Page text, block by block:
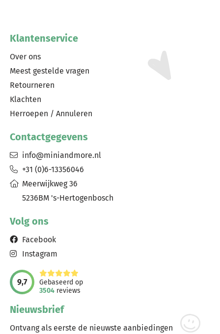
Klantenservice
Over ons
Meest gestelde vragen
Retourneren
Klachten
Herroepen / Annuleren
Contactgegevens
info@miniandmore.nl
+31 (0)6-13356046
Meerwijkweg 36
5236BM 's-Hertogenbosch
Volg ons
Facebook
Instagram
9,7
Gebaseerd op
3504 reviews
Nieuwsbrief
Ontvang als eerste de nieuwste aanbiedingen